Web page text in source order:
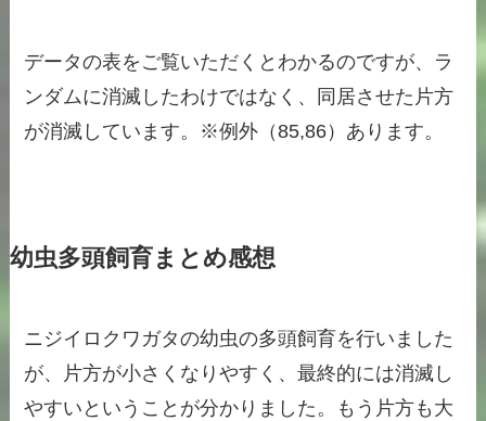
データの表をご覧いただくとわかるのですが、ラ
ンダムに消滅したわけではなく、同居させた片方
が消滅しています。※例外（85,86）あります。
幼虫多頭飼育まとめ感想
ニジイロクワガタの幼虫の多頭飼育を行いました
が、片方が小さくなりやすく、最終的には消滅し
やすいということが分かりました。もう片方も大